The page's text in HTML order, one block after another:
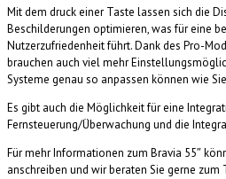
Mit dem druck einer Taste lassen sich die
Beschilderungen optimieren, was für eine
Nutzerzufriedenheit führt. Dank des Pro-
brauchen auch viel mehr
Systeme genau so anpassen können wie
Es gibt auch die Möglichkeit für eine
Fernsteuerung/Überwachung und die
Für mehr Informationen zum Bravia 55″
anschreiben und wir beraten Sie gerne zum